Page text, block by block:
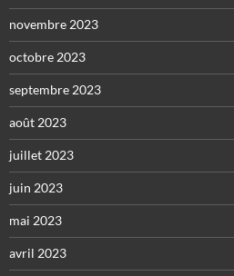
novembre 2023
octobre 2023
septembre 2023
août 2023
juillet 2023
juin 2023
mai 2023
avril 2023